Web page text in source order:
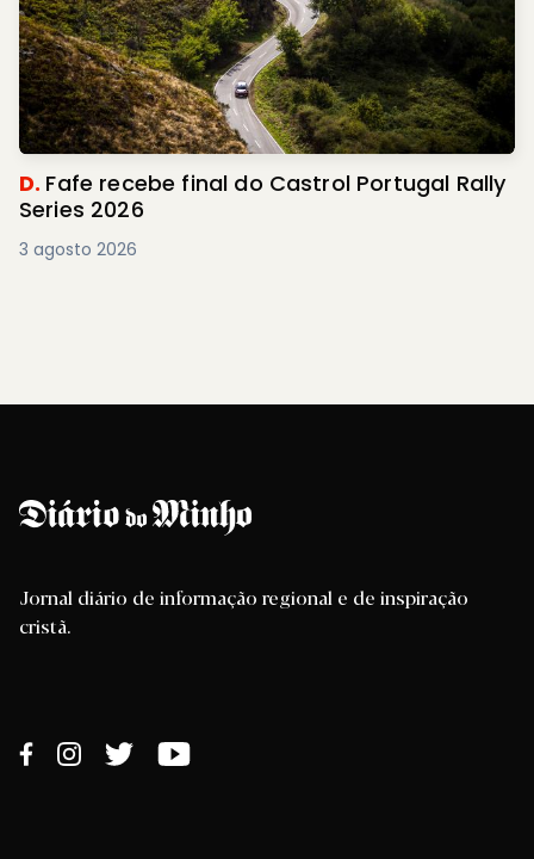
D. Fafe recebe final do Castrol Portugal Rally
Series 2026
3 agosto 2026
Jornal diário de informação regional e de inspiração
cristã.